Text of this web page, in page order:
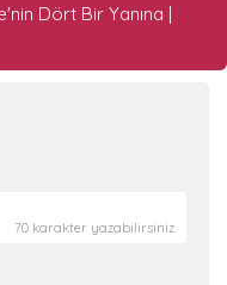
Dört Bir Yanına |
70 karakter yazabilirsiniz.